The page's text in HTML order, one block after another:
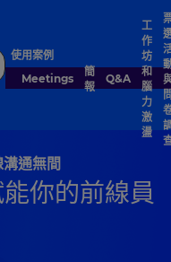
使用案例
Meetings
簡
報
Q&A
工
作
坊
和
腦
力
激
盪
通無間
你的前線員